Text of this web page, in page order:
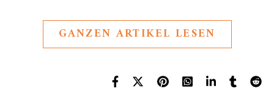
GANZEN ARTIKEL LESEN